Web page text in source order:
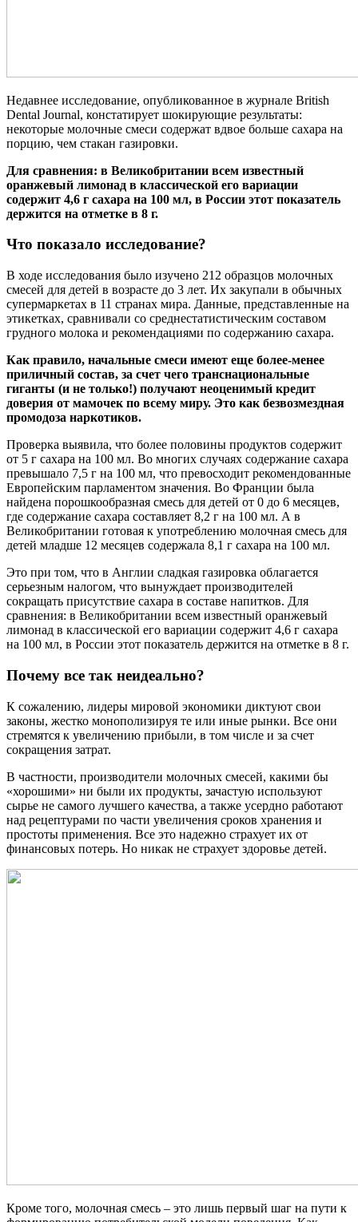
Недавнее исследование, опубликованное в журнале British
Dental Journal, констатирует шокирующие результаты:
некоторые молочные смеси содержат вдвое больше сахара на
порцию, чем стакан газировки.
Для сравнения: в Великобритании всем известный
оранжевый лимонад в классической его вариации
содержит 4,6 г сахара на 100 мл, в России этот показатель
держится на отметке в 8 г.
Что показало исследование?
В ходе исследования было изучено 212 образцов молочных
смесей для детей в возрасте до 3 лет. Их закупали в обычных
супермаркетах в 11 странах мира. Данные, представленные на
этикетках, сравнивали со среднестатистическим составом
грудного молока и рекомендациями по содержанию сахара.
Как правило, начальные смеси имеют еще более-менее
приличный состав, за счет чего транснациональные
гиганты (и не только!) получают неоценимый кредит
доверия от мамочек по всему миру. Это как безвозмездная
промодоза наркотиков.
Проверка выявила, что более половины продуктов содержит
от 5 г сахара на 100 мл. Во многих случаях содержание сахара
превышало 7,5 г на 100 мл, что превосходит рекомендованные
Европейским парламентом значения. Во Франции была
найдена порошкообразная смесь для детей от 0 до 6 месяцев,
где содержание сахара составляет 8,2 г на 100 мл. А в
Великобритании готовая к употреблению молочная смесь для
детей младше 12 месяцев содержала 8,1 г сахара на 100 мл.
Это при том, что в Англии сладкая газировка облагается
серьезным налогом, что вынуждает производителей
сокращать присутствие сахара в составе напитков. Для
сравнения: в Великобритании всем известный оранжевый
лимонад в классической его вариации содержит 4,6 г сахара
на 100 мл, в России этот показатель держится на отметке в 8 г.
Почему все так неидеально?
К сожалению, лидеры мировой экономики диктуют свои
законы, жестко монополизируя те или иные рынки. Все они
стремятся к увеличению прибыли, в том числе и за счет
сокращения затрат.
В частности, производители молочных смесей, какими бы
«хорошими» ни были их продукты, зачастую используют
сырье не самого лучшего качества, а также усердно работают
над рецептурами по части увеличения сроков хранения и
простоты применения. Все это надежно страхует их от
финансовых потерь. Но никак не страхует здоровье детей.
Кроме того, молочная смесь – это лишь первый шаг на пути к